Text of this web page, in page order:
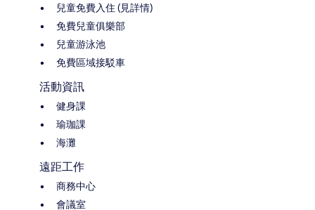
兒童免費入住 (見詳情)
免費兒童俱樂部
兒童游泳池
免費區域接駁車
活動資訊
健身課
瑜珈課
海灘
遠距工作
商務中心
會議室